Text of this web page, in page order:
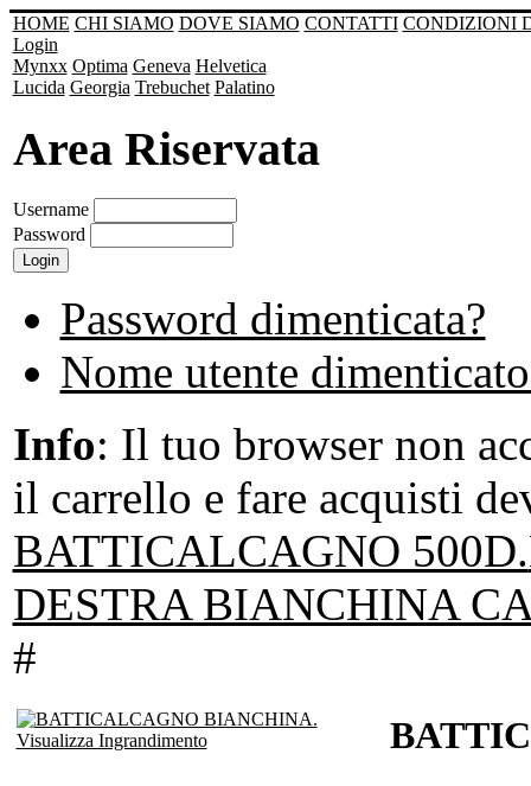
HOME CHI SIAMO DOVE SIAMO CONTATTI CONDIZIONI
Login
Mynxx Optima Geneva Helvetica
Lucida Georgia Trebuchet Palatino
Area Riservata
Username
Password
Password dimenticata?
Nome utente
Info: Il tuo browser non
il carrello e fare acquisti
BATTICALCAGNO 500D.
DESTRA BIANCHINA
#
Visualizza Ingrandimento